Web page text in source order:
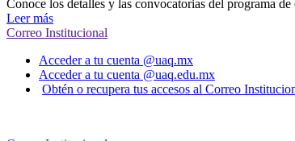
Conoce los detalles y las convocatorias del programa
Leer más
Correo Institucional
Acceder a tu cuenta @uaq.mx
Acceder a tu cuenta @uaq.edu.mx
Obtén o recupera tus accesos al Correo